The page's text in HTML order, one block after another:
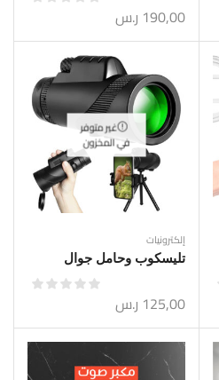
190,00 ر.س
غير متوفر
في المخزون
إلكترونيات
تليسكوب وحامل جوال
125,00 ر.س